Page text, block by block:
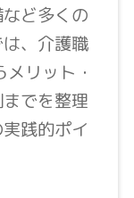
ど多くの
、介護職
リット・
でを整理
践的ポイ